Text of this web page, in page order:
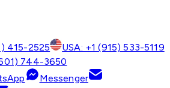
415-2525
USA: +1 (915) 533-5119
744-3650
Messenger